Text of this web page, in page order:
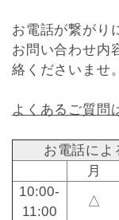
お電話が繋がり
お問い合わせ内
絡くださいませ。
よくあるご質問
お電話によ
月
10:00-
11:00
△